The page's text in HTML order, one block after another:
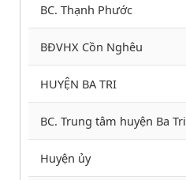
BC. Thạnh Phước
BĐVHX Cồn Nghêu
HUYỆN BA TRI
BC. Trung tâm huyện Ba Tri
Huyện ủy